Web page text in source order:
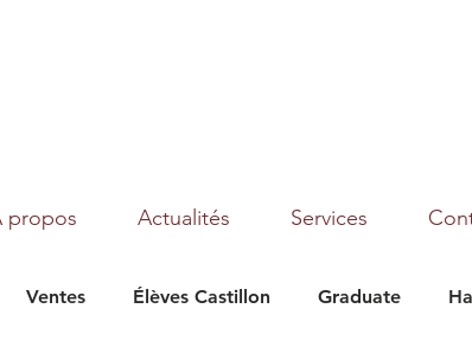
propos Actualités Services
Ventes Élèves Castillon Graduate